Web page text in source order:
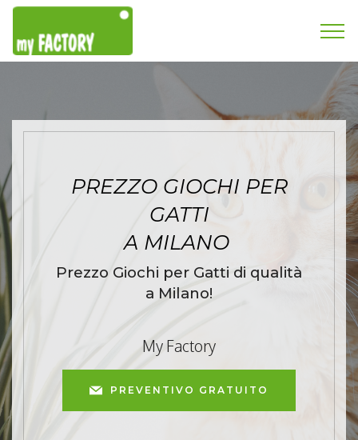
PREZZO GIOCHI PER
GATTI
A MILANO
Prezzo Giochi per Gatti di qualità
a Milano!
My Factory
PREVENTIVO GRATUITO